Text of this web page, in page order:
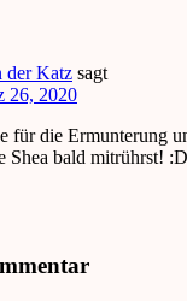
der Katz sagt
26, 2020
für die Ermunterung
Shea bald mitrührst! :D